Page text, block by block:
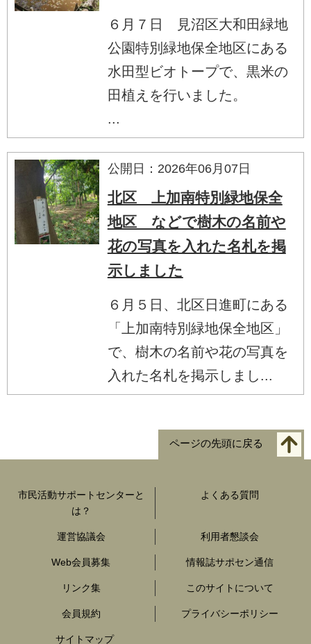
６月７日 見沼区大和田緑地
公園特別緑地保全地区にある
水田型ビオトープで、黒米の
田植えを行いました。
...
公開日：2026年06月07日
北区 上加南特別緑地保全
地区 などで樹木の名前や
花の写真を入れた名札を掲
示しました
６月５日、北区日進町にある
「上加南特別緑地保全地区」
で、樹木の名前や花の写真を
入れた名札を掲示しまし...
ページの先頭に戻る
市民活動サポートセンターと
は？
よくある質問
運営協議会 利用者懇談会
Web会員募集 情報誌サポセン通信
リンク集 このサイトについて
会員規約 プライバシーポリシー
サイトマップ